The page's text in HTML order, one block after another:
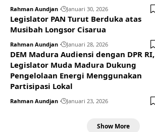
Rahman Aundjan Januari 30, 2026
Legislator PAN Turut Berduka atas
Musibah Longsor Cisarua
Rahman Aundjan Januari 28, 2026
DEM Madura Audiensi dengan DPR RI,
Legislator Muda Madura Dukung
Pengelolaan Energi Menggunakan
Partisipasi Lokal
Rahman Aundjan Januari 23, 2026
Show More